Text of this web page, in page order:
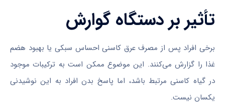
تأثیر بر دستگاه گوارش
برخی افراد پس از مصرف عرق کاسنی احساس سبکی یا بهبود هضم
غذا را گزارش می‌کنند. این موضوع ممکن است به ترکیبات موجود
در گیاه کاسنی مرتبط باشد، اما پاسخ بدن افراد به این نوشیدنی
یکسان نیست.